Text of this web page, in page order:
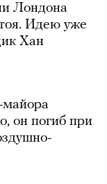
Лондона
Идею уже
Хан
майора
он погиб при